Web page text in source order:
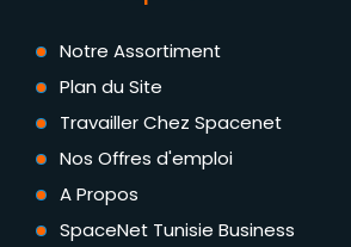
Notre Assortiment
Plan du Site
Travailler Chez Spacenet
Nos Offres d'emploi
A Propos
SpaceNet Tunisie Business